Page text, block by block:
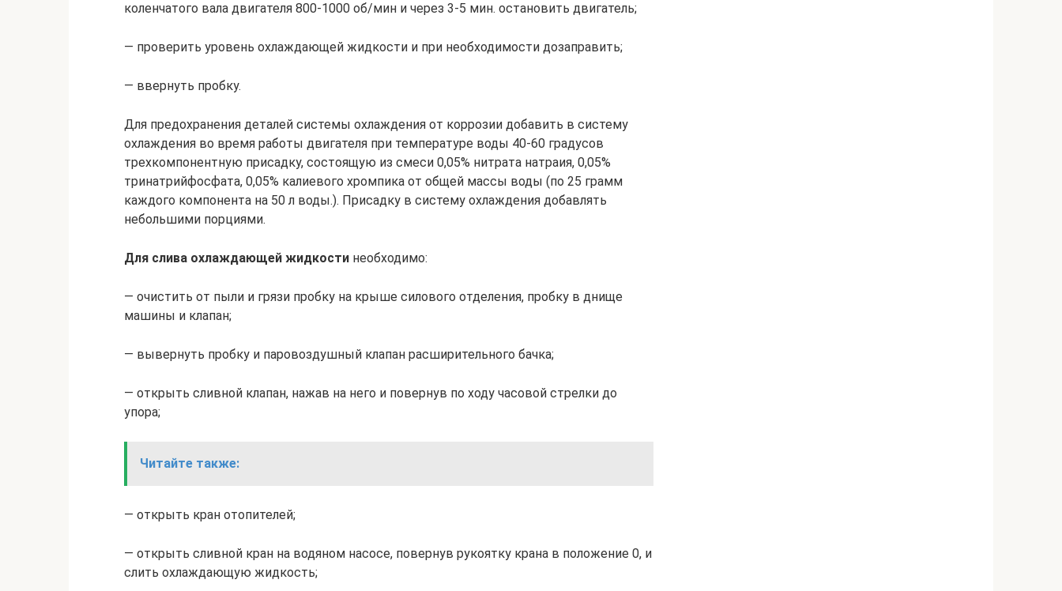
коленчатого вала двигателя 800-1000 об/мин и через 3-5 мин. остановить двигатель;
— проверить уровень охлаждающей жидкости и при необходимости дозаправить;
— ввернуть пробку.
Для предохранения деталей системы охлаждения от коррозии добавить в систему
охлаждения во время работы двигателя при температуре воды 40-60 градусов
трехкомпонентную присадку, состоящую из смеси 0,05% нитрата натраия, 0,05%
тринатрийфосфата, 0,05% калиевого хромпика от общей массы воды (по 25 грамм
каждого компонента на 50 л воды.). Присадку в систему охлаждения добавлять
небольшими порциями.
Для слива охлаждающей жидкости необходимо:
— очистить от пыли и грязи пробку на крыше силового отделения, пробку в днище
машины и клапан;
— вывернуть пробку и паровоздушный клапан расширительного бачка;
— открыть сливной клапан, нажав на него и повернув по ходу часовой стрелки до
упора;
Читайте также:
— открыть кран отопителей;
— открыть сливной кран на водяном насосе, повернув рукоятку крана в положение 0, и
слить охлаждающую жидкость;